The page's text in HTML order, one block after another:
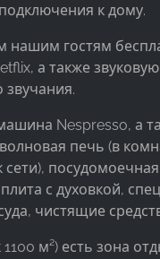
к дому.
нашим гостям
а также
Nespresso, а
печь (в
сети),
с духовкой,
чистящие
1100 м²) есть зона
данных об
2 года